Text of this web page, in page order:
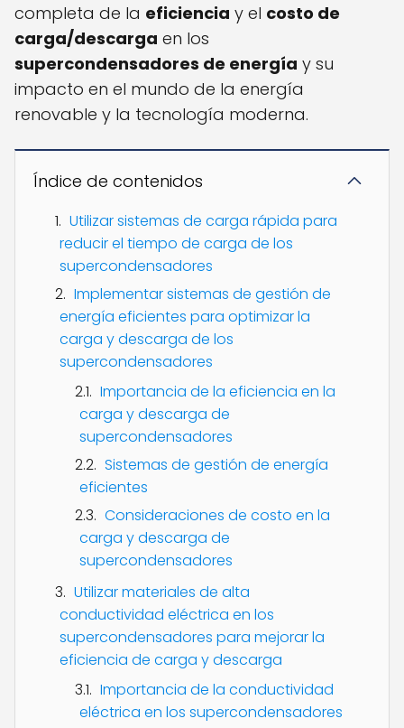
completa de la eficiencia y el costo de
carga/descarga en los
supercondensadores de energía y su
impacto en el mundo de la energía
renovable y la tecnología moderna.
Índice de contenidos
Utilizar sistemas de carga rápida para
reducir el tiempo de carga de los
supercondensadores
Implementar sistemas de gestión de
energía eficientes para optimizar la
carga y descarga de los
supercondensadores
Importancia de la eficiencia en la
carga y descarga de
supercondensadores
Sistemas de gestión de energía
eficientes
Consideraciones de costo en la
carga y descarga de
supercondensadores
Utilizar materiales de alta
conductividad eléctrica en los
supercondensadores para mejorar la
eficiencia de carga y descarga
Importancia de la conductividad
eléctrica en los supercondensadores